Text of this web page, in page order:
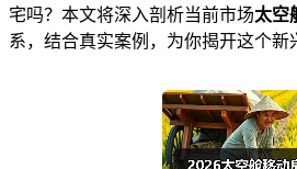
宅吗？本文将深入剖析当前市场太空
系，结合真实案例，为你揭开这个新